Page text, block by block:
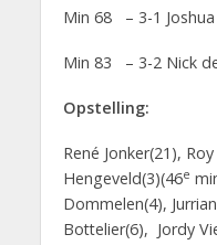
Min 68 – 3-1
Min 83 – 3-2 Nick
Opstelling:
René Jonker(21),
Hengeveld(3)(46e
Dommelen(4),
Bottelier(6), Jordy